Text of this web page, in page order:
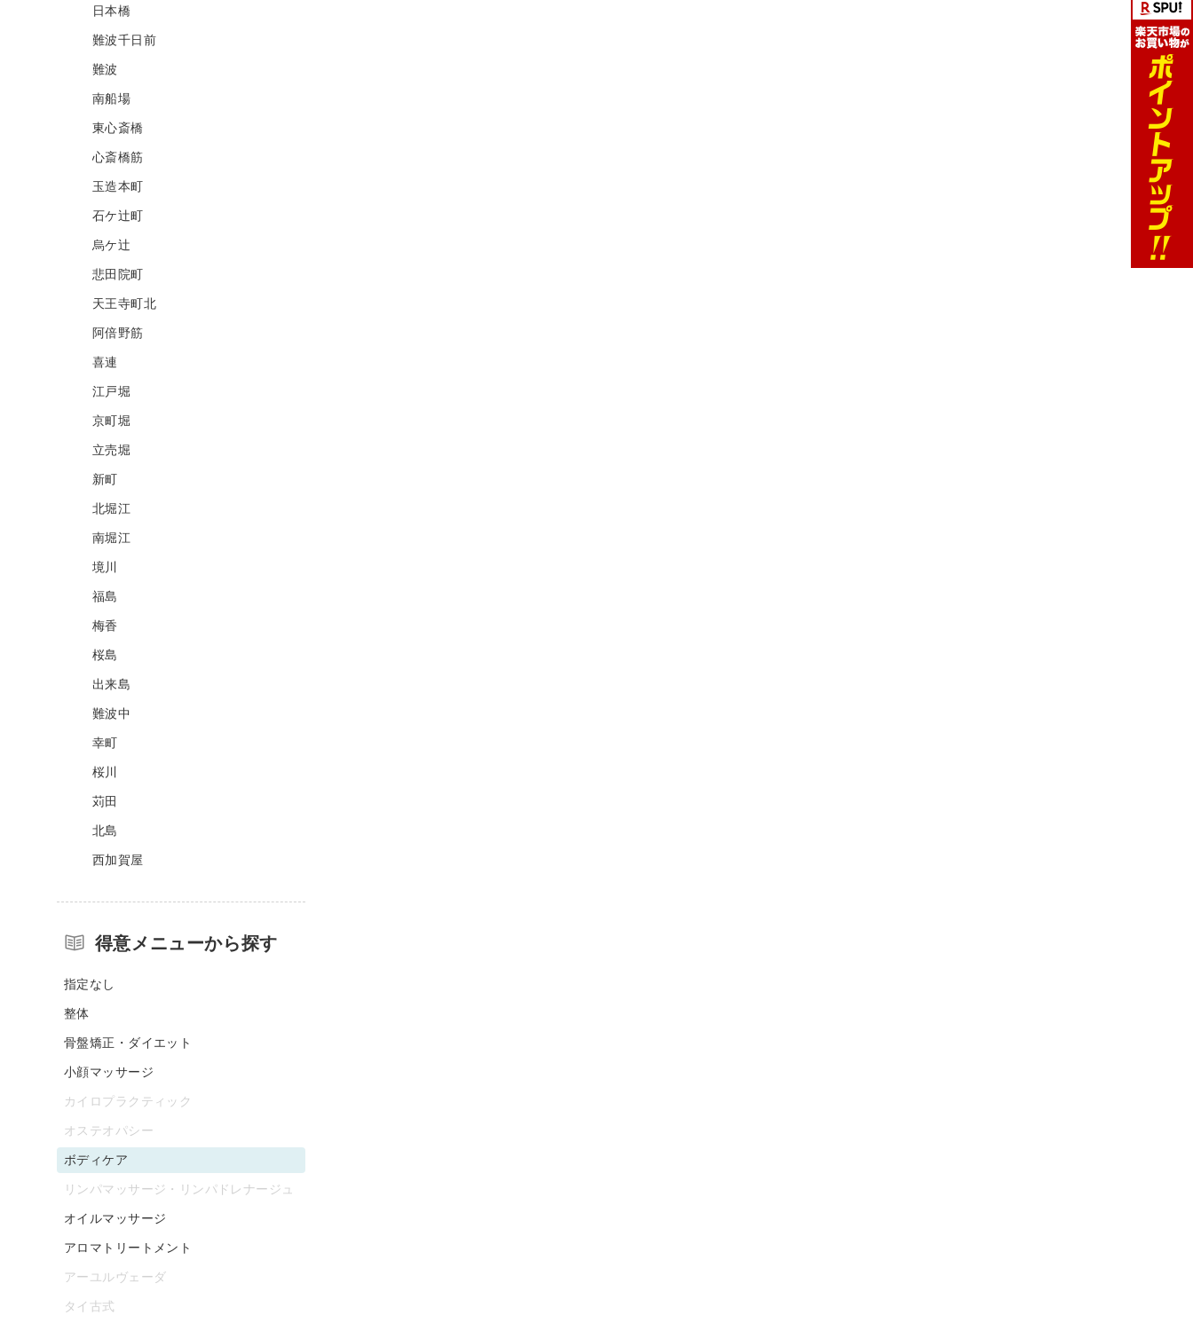
日本橋
難波千日前
難波
南船場
東心斎橋
心斎橋筋
玉造本町
石ケ辻町
烏ケ辻
悲田院町
天王寺町北
阿倍野筋
喜連
江戸堀
京町堀
立売堀
新町
北堀江
南堀江
境川
福島
梅香
桜島
出来島
難波中
幸町
桜川
苅田
北島
西加賀屋
得意メニューから探す
指定なし
整体
骨盤矯正・ダイエット
小顔マッサージ
カイロプラクティック
オステオパシー
ボディケア
リンパマッサージ・リンパドレナージュ
オイルマッサージ
アロマトリートメント
アーユルヴェーダ
タイ古式